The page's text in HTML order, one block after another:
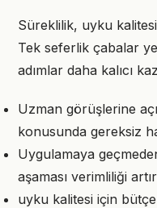
Süreklilik, uyku kalitesi
Tek seferlik çabalar
adımlar daha kalıcı
Uzman görüşlerine
konusunda gereksiz
Uygulamaya
aşaması verimliliği
uyku kalitesi için